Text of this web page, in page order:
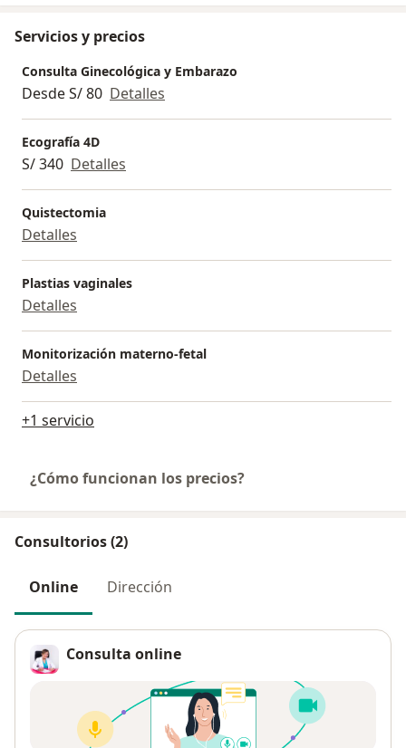
Servicios y precios
Consulta Ginecológica y Embarazo
Desde S/ 80 Detalles
Ecografía 4D
S/ 340 Detalles
Quistectomia
Detalles
Plastias vaginales
Detalles
Monitorización materno-fetal
Detalles
+1 servicio
¿Cómo funcionan los precios?
Consultorios (2)
Online Dirección
Consulta online